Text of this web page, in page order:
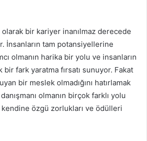
olarak bir kariyer inanılmaz derecede
İnsanların tam potansiyellerine
olmanın harika bir yolu ve insanların
bir fark yaratma fırsatı sunuyor. Fakat
bir meslek olmadığını hatırlamak
olmanın birçok farklı yolu
özgü zorlukları ve ödülleri